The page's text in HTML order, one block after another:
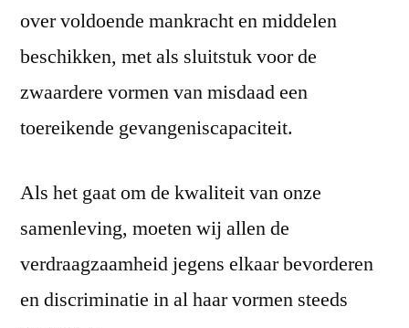
over voldoende mankracht en middelen
beschikken, met als sluitstuk voor de
zwaardere vormen van misdaad een
toereikende gevangeniscapaciteit.
Als het gaat om de kwaliteit van onze
samenleving, moeten wij allen de
verdraagzaamheid jegens elkaar bevorderen
en discriminatie in al haar vormen steeds